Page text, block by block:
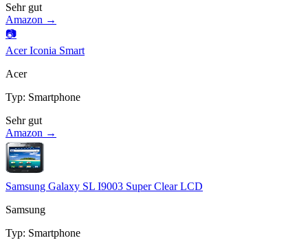
Sehr gut
Amazon →
📷
Acer Iconia Smart
Acer
Typ: Smartphone
Sehr gut
Amazon →
Samsung Galaxy SL I9003 Super Clear LCD
Samsung
Typ: Smartphone